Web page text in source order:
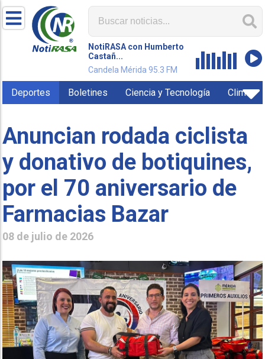
NotiRASA con Humberto
Castañ...
Candela Mérida 95.3 FM
Deportes Boletines Ciencia y Tecnología Clima
Anuncian rodada ciclista
y donativo de botiquines,
por el 70 aniversario de
Farmacias Bazar
08 de julio de 2026